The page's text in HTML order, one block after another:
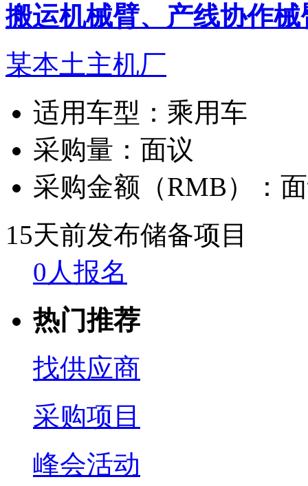
搬运机械臂、产线协作械
某本土主机厂
适用车型： 乘用车
采购量： 面议
采购金额（RMB）：
15天前发布储备项目
0人报名
热门推荐
找供应商
采购项目
峰会活动